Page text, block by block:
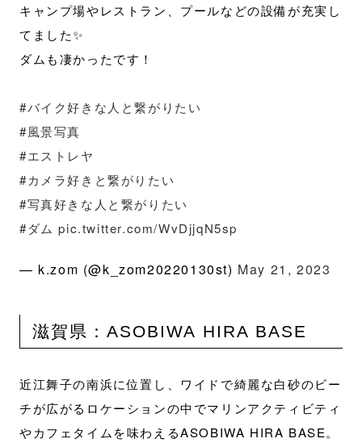
キャンプ場やレストラン、プールなどの設備が充実し
てました✨
ダムも凄かったです！
#バイク好きな人と繋がりたい
#風景写真
#エストレヤ
#カメラ好きと繋がりたい
#写真好きな人と繋がりたい
#ダム pic.twitter.com/WvDjjqN5sp
— k.zom (@k_zom20220130st) May 21, 2023
滋賀県：ASOBIWA HIRA BASE
近江舞子の南浜に位置し、ワイドで綺麗な白砂のビー
チが広がるロケーションの中でマリンアクティビティ
やカフェタイムを味わえるASOBIWA HIRA BASE。